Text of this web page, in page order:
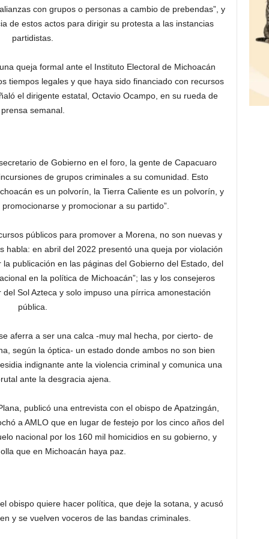
con grupos o personas a cambio de prebendas”, y
de estos actos para dirigir su protesta a las instancias
partidistas.
queja formal ante el Instituto Electoral de Michoacán
tiempos legales y que haya sido financiado con recursos
el dirigente estatal, Octavio Ocampo, en su rueda de
prensa semanal.
de Gobierno en el foro, la gente de Capacuaro
de grupos criminales a su comunidad. Esto
es un polvorín, la Tierra Caliente es un polvorín, y
y promocionar a su partido”.
públicos para promover a Morena, no son nuevas y
habla: en abril del 2022 presentó una queja por violación
publicación en las páginas del Gobierno del Estado, del
en la política de Michoacán”; las y los consejeros
Sol Azteca y solo impuso una pírrica amonestación
pública.
aferra a ser una calca -muy mal hecha, por cierto- de
según la óptica- un estado donde ambos no son bien
indignante ante la violencia criminal y comunica una
ante la desgracia ajena.
publicó una entrevista con el obispo de Apatzingán,
a AMLO que en lugar de festejo por los cinco años del
nacional por los 160 mil homicidios en su gobierno, y
que en Michoacán haya paz.
obispo quiere hacer política, que deje la sotana, y acusó
y se vuelven voceros de las bandas criminales.